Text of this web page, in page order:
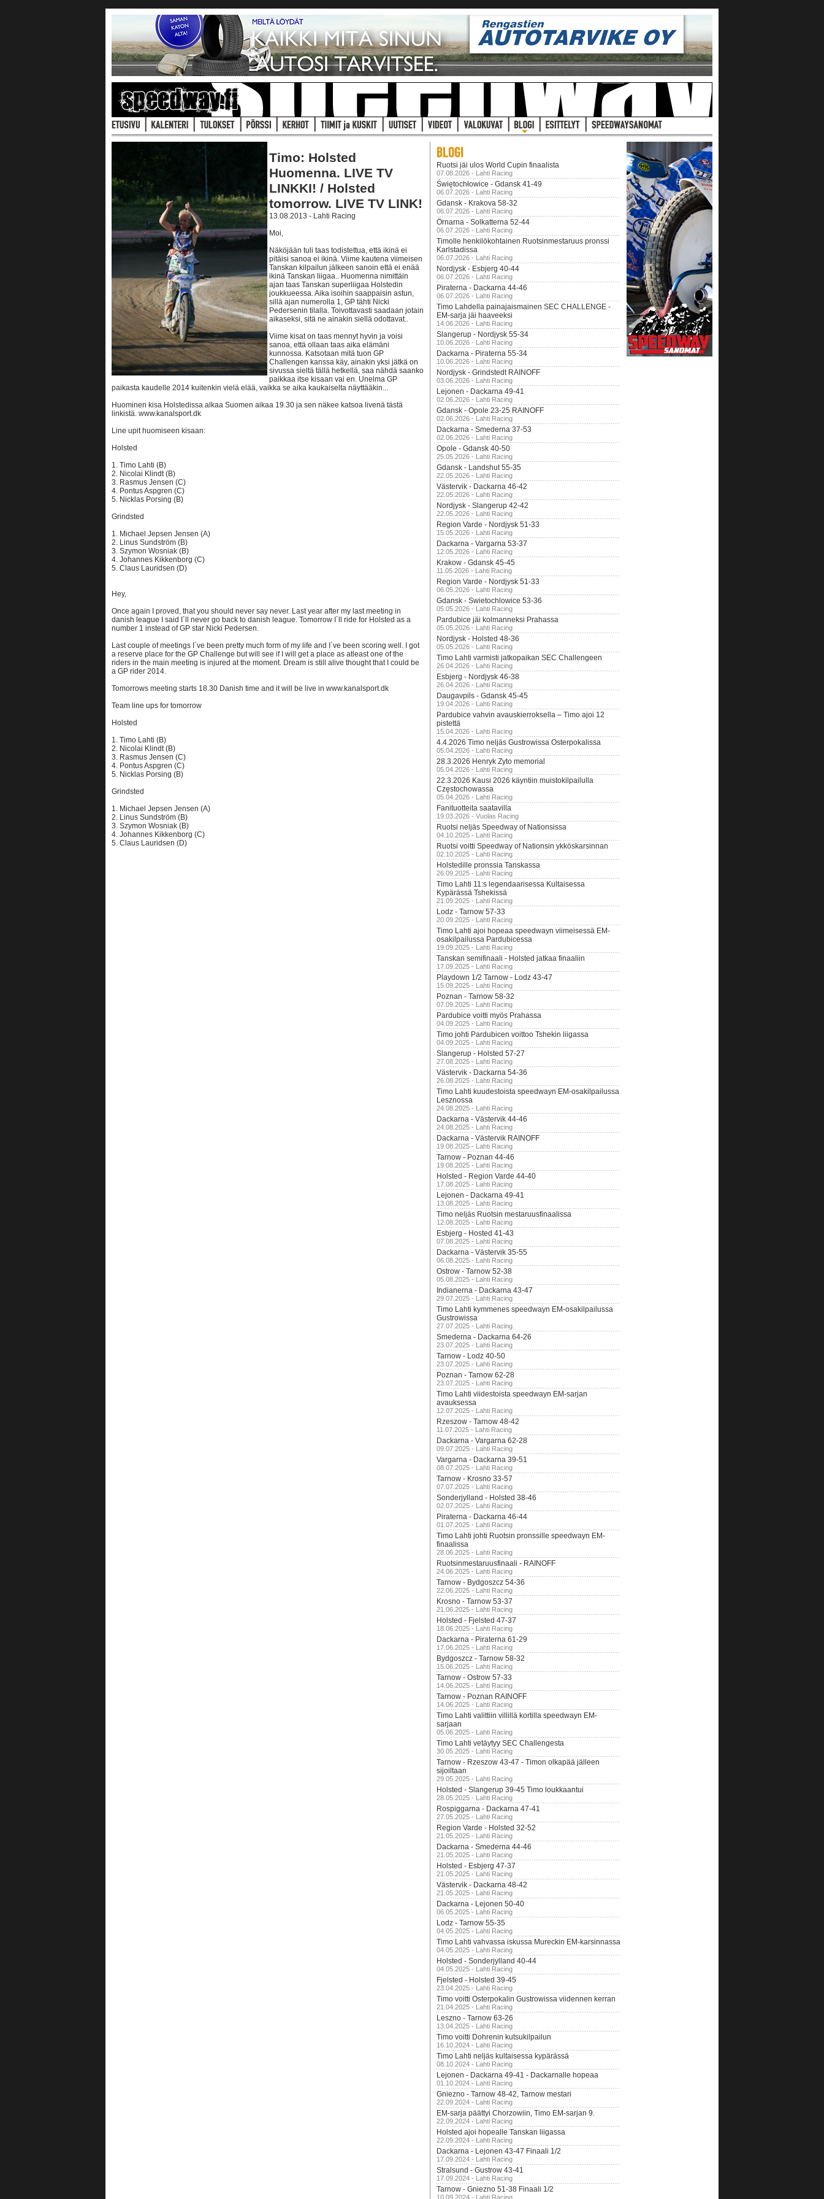
Timo: Holsted
Huomenna. LIVE TV
LINKKI! / Holsted
tomorrow. LIVE TV LINK!
13.08.2013 - Lahti Racing
Moi,
Näköjään tuli taas todistettua, että ikinä ei
pitäisi sanoa ei ikinä. Viime kautena viimeisen
Tanskan kilpailun jälkeen sanoin että ei enää
ikinä Tanskan liigaa.. Huomenna nimittäin
ajan taas Tanskan superliigaa Holstedin
joukkueessa. Aika isoihin saappaisin astun,
sillä ajan numerolla 1, GP tähti Nicki
Pedersenin tilalla. Toivottavasti saadaan jotain
aikaseksi, sitä ne ainakin siellä odottavat..
Viime kisat on taas mennyt hyvin ja voisi
sanoa, että ollaan taas aika elämäni
kunnossa. Katsotaan mitä tuon GP
Challengen kanssa käy, ainakin yksi jätkä on
sivussa sieltä tällä hetkellä, saa nähdä saanko
paikkaa itse kisaan vai en. Unelma GP
paikasta kaudelle 2014 kuitenkin vielä elää, vaikka se aika kaukaiselta näyttääkin...
Huominen kisa Holstedissa alkaa Suomen aikaa 19.30 ja sen näkee katsoa livenä tästä
linkistä. www.kanalsport.dk
Line upit huomiseen kisaan:
Holsted
1. Timo Lahti (B)
2. Nicolai Klindt (B)
3. Rasmus Jensen (C)
4. Pontus Aspgren (C)
5. Nicklas Porsing (B)
Grindsted
1. Michael Jepsen Jensen (A)
2. Linus Sundström (B)
3. Szymon Wosniak (B)
4. Johannes Kikkenborg (C)
5. Claus Lauridsen (D)
Hey,
Once again I proved, that you should never say never. Last year after my last meeting in
danish league I said I´ll never go back to danish league. Tomorrow I´ll ride for Holsted as a
number 1 instead of GP star Nicki Pedersen.
Last couple of meetings I´ve been pretty much form of my life and I´ve been scoring well. I got
a reserve place for the GP Challenge but will see if I will get a place as atleast one of the
riders in the main meeting is injured at the moment. Dream is still alive thought that I could be
a GP rider 2014.
Tomorrows meeting starts 18.30 Danish time and it will be live in www.kanalsport.dk
Team line ups for tomorrow
Holsted
1. Timo Lahti (B)
2. Nicolai Klindt (B)
3. Rasmus Jensen (C)
4. Pontus Aspgren (C)
5. Nicklas Porsing (B)
Grindsted
1. Michael Jepsen Jensen (A)
2. Linus Sundström (B)
3. Szymon Wosniak (B)
4. Johannes Kikkenborg (C)
5. Claus Lauridsen (D)
Ruotsi jäi ulos World Cupin finaalista
07.08.2026 - Lahti Racing
Świętochłowice - Gdansk 41-49
06.07.2026 - Lahti Racing
Gdansk - Krakova 58-32
06.07.2026 - Lahti Racing
Örnarna - Solkatterna 52-44
06.07.2026 - Lahti Racing
Timolle henkilökohtainen Ruotsinmestaruus pronssi
Karlstadissa
06.07.2026 - Lahti Racing
Nordjysk - Esbjerg 40-44
06.07.2026 - Lahti Racing
Piraterna - Dackarna 44-46
06.07.2026 - Lahti Racing
Timo Lahdella painajaismainen SEC CHALLENGE -
EM-sarja jäi haaveeksi
14.06.2026 - Lahti Racing
Slangerup - Nordjysk 55-34
10.06.2026 - Lahti Racing
Dackarna - Piraterna 55-34
10.06.2026 - Lahti Racing
Nordjysk - Grindstedt RAINOFF
03.06.2026 - Lahti Racing
Lejonen - Dackarna 49-41
02.06.2026 - Lahti Racing
Gdansk - Opole 23-25 RAINOFF
02.06.2026 - Lahti Racing
Dackarna - Smederna 37-53
02.06.2026 - Lahti Racing
Opole - Gdansk 40-50
25.05.2026 - Lahti Racing
Gdansk - Landshut 55-35
22.05.2026 - Lahti Racing
Västervik - Dackarna 46-42
22.05.2026 - Lahti Racing
Nordjysk - Slangerup 42-42
22.05.2026 - Lahti Racing
Region Varde - Nordjysk 51-33
15.05.2026 - Lahti Racing
Dackarna - Vargarna 53-37
12.05.2026 - Lahti Racing
Krakow - Gdansk 45-45
11.05.2026 - Lahti Racing
Region Varde - Nordjysk 51-33
06.05.2026 - Lahti Racing
Gdansk - Swietochlowice 53-36
05.05.2026 - Lahti Racing
Pardubice jäi kolmanneksi Prahassa
05.05.2026 - Lahti Racing
Nordjysk - Holsted 48-36
05.05.2026 - Lahti Racing
Timo Lahti varmisti jatkopaikan SEC Challengeen
26.04.2026 - Lahti Racing
Esbjerg - Nordjysk 46-38
26.04.2026 - Lahti Racing
Daugavpils - Gdansk 45-45
19.04.2026 - Lahti Racing
Pardubice vahvin avauskierroksella – Timo ajoi 12
pistettä
15.04.2026 - Lahti Racing
4.4.2026 Timo neljäs Gustrowissa Osterpokalissa
05.04.2026 - Lahti Racing
28.3.2026 Henryk Zyto memorial
05.04.2026 - Lahti Racing
22.3.2026 Kausi 2026 käyntiin muistokilpailulla
Częstochowassa
05.04.2026 - Lahti Racing
Fanituotteita saatavilla
19.03.2026 - Vuolas Racing
Ruotsi neljäs Speedway of Nationsissa
04.10.2025 - Lahti Racing
Ruotsi voitti Speedway of Nationsin ykköskarsinnan
02.10.2025 - Lahti Racing
Holstedille pronssia Tanskassa
26.09.2025 - Lahti Racing
Timo Lahti 11:s legendaarisessa Kultaisessa
Kypärässä Tshekissä
21.09.2025 - Lahti Racing
Lodz - Tarnow 57-33
20.09.2025 - Lahti Racing
Timo Lahti ajoi hopeaa speedwayn viimeisessä EM-
osakilpailussa Pardubicessa
19.09.2025 - Lahti Racing
Tanskan semifinaali - Holsted jatkaa finaaliin
17.09.2025 - Lahti Racing
Playdown 1/2 Tarnow - Lodz 43-47
15.09.2025 - Lahti Racing
Poznan - Tarnow 58-32
07.09.2025 - Lahti Racing
Pardubice voitti myös Prahassa
04.09.2025 - Lahti Racing
Timo johti Pardubicen voittoo Tshekin liigassa
04.09.2025 - Lahti Racing
Slangerup - Holsted 57-27
27.08.2025 - Lahti Racing
Västervik - Dackarna 54-36
26.08.2025 - Lahti Racing
Timo Lahti kuudestoista speedwayn EM-osakilpailussa
Lesznossa
24.08.2025 - Lahti Racing
Dackarna - Västervik 44-46
24.08.2025 - Lahti Racing
Dackarna - Västervik RAINOFF
19.08.2025 - Lahti Racing
Tarnow - Poznan 44-46
19.08.2025 - Lahti Racing
Holsted - Region Varde 44-40
17.08.2025 - Lahti Racing
Lejonen - Dackarna 49-41
13.08.2025 - Lahti Racing
Timo neljäs Ruotsin mestaruusfinaalissa
12.08.2025 - Lahti Racing
Esbjerg - Hosted 41-43
07.08.2025 - Lahti Racing
Dackarna - Västervik 35-55
06.08.2025 - Lahti Racing
Ostrow - Tarnow 52-38
05.08.2025 - Lahti Racing
Indianerna - Dackarna 43-47
29.07.2025 - Lahti Racing
Timo Lahti kymmenes speedwayn EM-osakilpailussa
Gustrowissa
27.07.2025 - Lahti Racing
Smederna - Dackarna 64-26
23.07.2025 - Lahti Racing
Tarnow - Lodz 40-50
23.07.2025 - Lahti Racing
Poznan - Tarnow 62-28
23.07.2025 - Lahti Racing
Timo Lahti viidestoista speedwayn EM-sarjan
avauksessa
12.07.2025 - Lahti Racing
Rzeszow - Tarnow 48-42
11.07.2025 - Lahti Racing
Dackarna - Vargarna 62-28
09.07.2025 - Lahti Racing
Vargarna - Dackarna 39-51
08.07.2025 - Lahti Racing
Tarnow - Krosno 33-57
07.07.2025 - Lahti Racing
Sonderjylland - Holsted 38-46
02.07.2025 - Lahti Racing
Piraterna - Dackarna 46-44
01.07.2025 - Lahti Racing
Timo Lahti johti Ruotsin pronssille speedwayn EM-
finaalissa
28.06.2025 - Lahti Racing
Ruotsinmestaruusfinaali - RAINOFF
24.06.2025 - Lahti Racing
Tarnow - Bydgoszcz 54-36
22.06.2025 - Lahti Racing
Krosno - Tarnow 53-37
21.06.2025 - Lahti Racing
Holsted - Fjelsted 47-37
18.06.2025 - Lahti Racing
Dackarna - Piraterna 61-29
17.06.2025 - Lahti Racing
Bydgoszcz - Tarnow 58-32
15.06.2025 - Lahti Racing
Tarnow - Ostrow 57-33
14.06.2025 - Lahti Racing
Tarnow - Poznan RAINOFF
14.06.2025 - Lahti Racing
Timo Lahti valittiin villillä kortilla speedwayn EM-
sarjaan
05.06.2025 - Lahti Racing
Timo Lahti vetäytyy SEC Challengesta
30.05.2025 - Lahti Racing
Tarnow - Rzeszow 43-47 - Timon olkapää jälleen
sijoiltaan
29.05.2025 - Lahti Racing
Holsted - Slangerup 39-45 Timo loukkaantui
28.05.2025 - Lahti Racing
Rospiggarna - Dackarna 47-41
27.05.2025 - Lahti Racing
Region Varde - Holsted 32-52
21.05.2025 - Lahti Racing
Dackarna - Smederna 44-46
21.05.2025 - Lahti Racing
Holsted - Esbjerg 47-37
21.05.2025 - Lahti Racing
Västervik - Dackarna 48-42
21.05.2025 - Lahti Racing
Dackarna - Lejonen 50-40
06.05.2025 - Lahti Racing
Lodz - Tarnow 55-35
04.05.2025 - Lahti Racing
Timo Lahti vahvassa iskussa Mureckin EM-karsinnassa
04.05.2025 - Lahti Racing
Holsted - Sonderjylland 40-44
04.05.2025 - Lahti Racing
Fjelsted - Holsted 39-45
23.04.2025 - Lahti Racing
Timo voitti Osterpokalin Gustrowissa viidennen kerran
21.04.2025 - Lahti Racing
Leszno - Tarnow 63-26
13.04.2025 - Lahti Racing
Timo voitti Dohrenin kutsukilpailun
16.10.2024 - Lahti Racing
Timo Lahti neljäs kultaisessa kypärässä
08.10.2024 - Lahti Racing
Lejonen - Dackarna 49-41 - Dackarnalle hopeaa
01.10.2024 - Lahti Racing
Gniezno - Tarnow 48-42, Tarnow mestari
22.09.2024 - Lahti Racing
EM-sarja päättyi Chorzowiin, Timo EM-sarjan 9.
22.09.2024 - Lahti Racing
Holsted ajoi hopealle Tanskan liigassa
22.09.2024 - Lahti Racing
Dackarna - Lejonen 43-47 Finaali 1/2
17.09.2024 - Lahti Racing
Stralsund - Gustrow 43-41
17.09.2024 - Lahti Racing
Tarnow - Gniezno 51-38 Finaali 1/2
10.09.2024 - Lahti Racing